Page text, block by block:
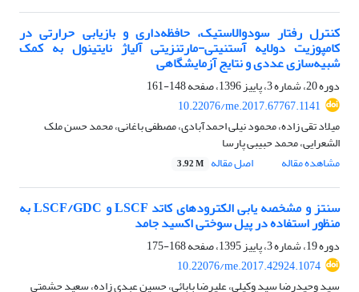
کنترل رفتار سودوالاستیک، حافظه‌داری و بازیابی حرارتی در
کامپوزیت دولایه آستنیتی-مارتنزیتی آلیاژ نایتینول به کمک
شبیه‌سازی عددی و نتایج آزمایشگاهی
دوره 20، شماره 3، پاییز 1396، صفحه
148-161
10.22076/me.2017.67767.1141
میلاد تقی زاده، محمود نیلی احمدآبادی، مصطفی باغانی، محمد حسن ملک
الشعرایی، محمد حبیبی پارسا
مشاهده مقاله
اصل مقاله 3.92 M
سنتز و مشخصه یابی الکترودهای کاتد LSCF و LSCF/GDC به
منظور استفاده در پیل سوختی اکسید جامد
دوره 19، شماره 3، پاییز 1395، صفحه
168-175
10.22076/me.2017.42924.1074
سید وحیدرضا سید وکیلی، علیرضا بابائی، حسین عبدی زاده، سعید حشمتی